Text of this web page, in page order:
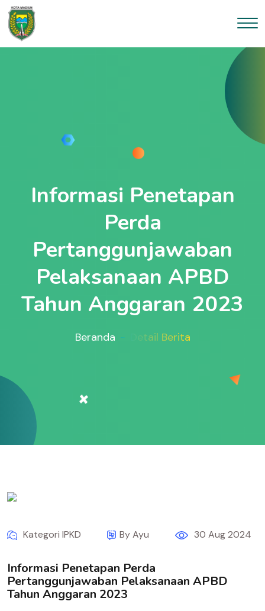
Informasi Penetapan
Perda
Pertanggunjawaban
Pelaksanaan APBD
Tahun Anggaran 2023
Beranda Detail Berita
Kategori IPKD By Ayu 30 Aug 2024
Informasi Penetapan Perda
Pertanggunjawaban Pelaksanaan APBD
Tahun Anggaran 2023